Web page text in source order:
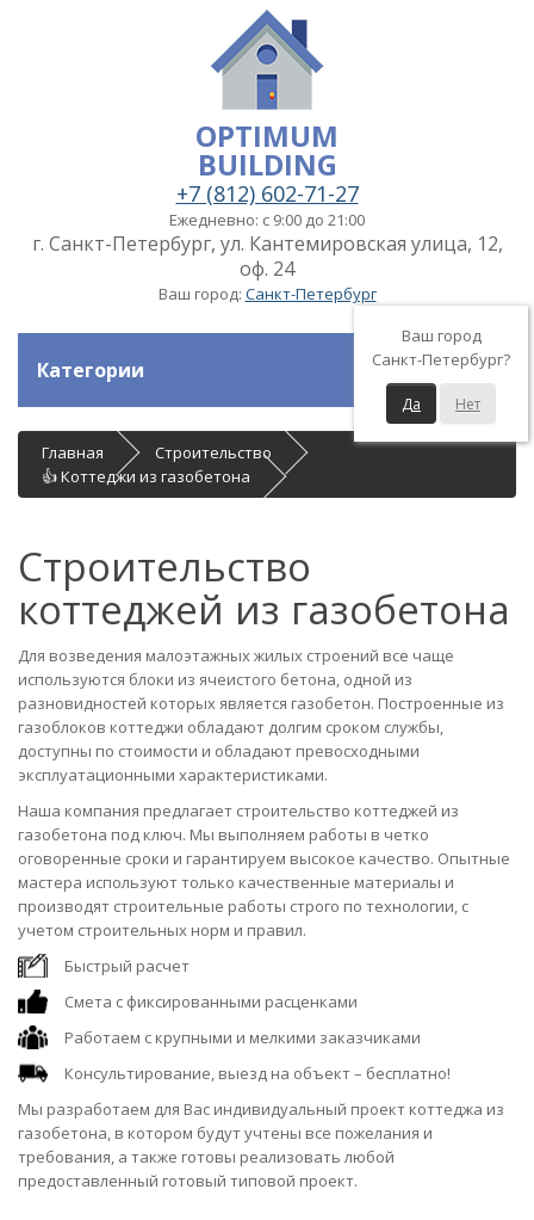
OPTIMUM
BUILDING
+7 (812) 602-71-27
Ежедневно: с 9:00 до 21:00
г. Санкт-Петербург, ул. Кантемировская улица, 12,
оф. 24
Ваш город: Санкт-Петербург
Ваш город
Санкт-Петербург?
Да Нет
Категории
Главная
Строительство
👍 Коттеджи из газобетона
Строительство
коттеджей из газобетона
Для возведения малоэтажных жилых строений все чаще
используются блоки из ячеистого бетона, одной из
разновидностей которых является газобетон. Построенные из
газоблоков коттеджи обладают долгим сроком службы,
доступны по стоимости и обладают превосходными
эксплуатационными характеристиками.
Наша компания предлагает строительство коттеджей из
газобетона под ключ. Мы выполняем работы в четко
оговоренные сроки и гарантируем высокое качество. Опытные
мастера используют только качественные материалы и
производят строительные работы строго по технологии, с
учетом строительных норм и правил.
Быстрый расчет
Смета с фиксированными расценками
Работаем с крупными и мелкими заказчиками
Консультирование, выезд на объект – бесплатно!
Мы разработаем для Вас индивидуальный проект коттеджа из
газобетона, в котором будут учтены все пожелания и
требования, а также готовы реализовать любой
предоставленный готовый типовой проект.